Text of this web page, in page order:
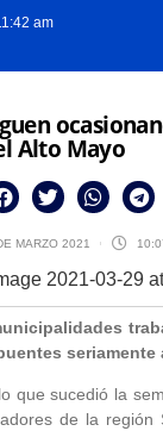
am
Alto Mayo
MARZO 2021
seriamente
que sucedió la
de la región